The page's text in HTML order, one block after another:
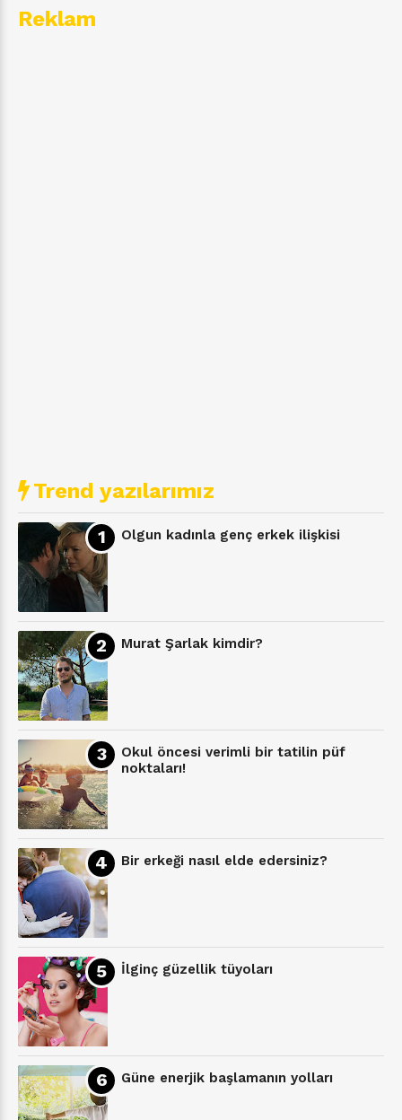
Reklam
Trend yazılarımız
Olgun kadınla genç erkek ilişkisi
Murat Şarlak kimdir?
Okul öncesi verimli bir tatilin püf
noktaları!
Bir erkeği nasıl elde edersiniz?
İlginç güzellik tüyoları
Güne enerjik başlamanın yolları